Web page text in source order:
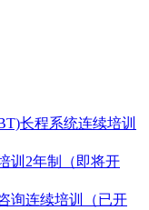
长程系统连续培训
训2年制（即将开
询连续培训（已开